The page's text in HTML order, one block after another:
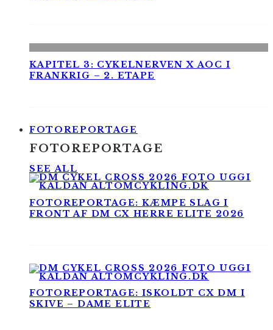
KAPITEL 3: CYKELNERVEN X AOC I
FRANKRIG – 2. ETAPE
FOTOREPORTAGE
FOTOREPORTAGE
SEE ALL
FOTOREPORTAGE: KÆMPE SLAG I
FRONT AF DM CX HERRE ELITE 2026
FOTOREPORTAGE: ISKOLDT CX DM I
SKIVE – DAME ELITE